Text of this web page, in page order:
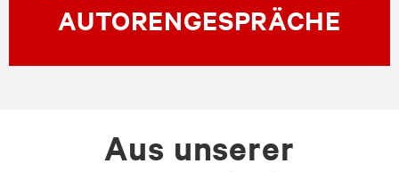
AUTORENGESPRÄCHE
Aus unserer